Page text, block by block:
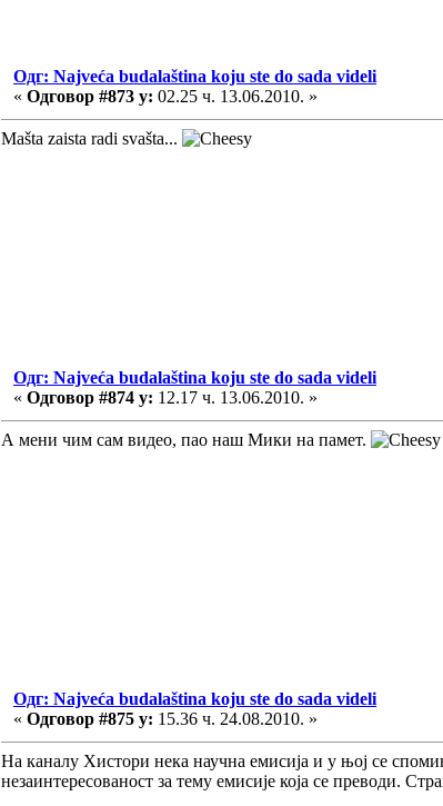
Одг: Najveća budalaština koju ste do sada videli
« Одговор #873 у: 02.25 ч. 13.06.2010. »
Mašta zaista radi svašta...
Одг: Najveća budalaština koju ste do sada videli
« Одговор #874 у: 12.17 ч. 13.06.2010. »
А мени чим сам видео, пао наш Мики на памет.
Одг: Najveća budalaština koju ste do sada videli
« Одговор #875 у: 15.36 ч. 24.08.2010. »
На каналу Хистори нека научна емисија и у њој се
незаинтересованост за тему емисије која се преводи.